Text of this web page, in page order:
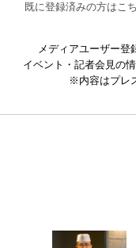
既に登録済みの方はこ
メディアユーザー登
イベント・記者会見の
※内容はプレ